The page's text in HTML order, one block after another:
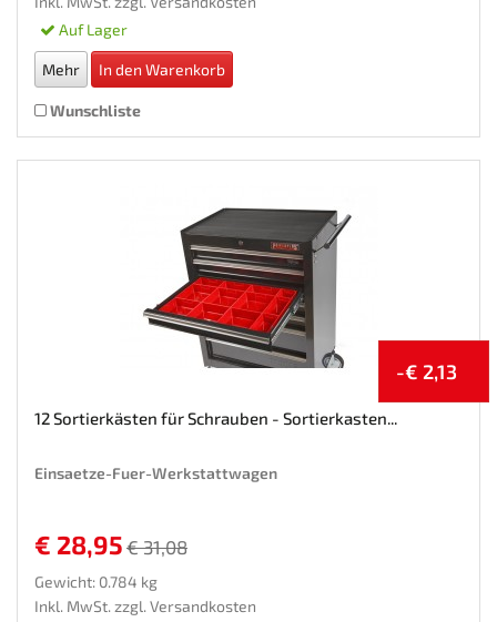
Auf Lager
Mehr In den Warenkorb
Wunschliste
-€ 2,13
12 Sortierkästen für Schrauben - Sortierkasten...
Einsaetze-Fuer-Werkstattwagen
€ 28,95 € 31,08
Gewicht: 0.784 kg
Inkl. MwSt. zzgl. Versandkosten